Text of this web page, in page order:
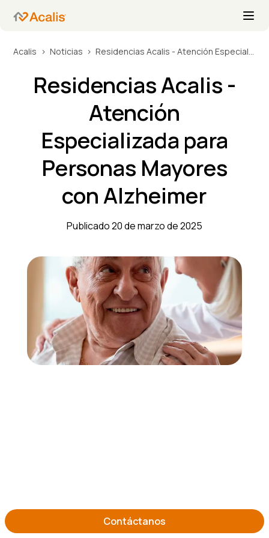
Acalis Noticias Residencias Acalis - Atención Especializada para Personas Mayores con Alzheimer
Residencias Acalis -
Atención
Especializada para
Personas Mayores
con Alzheimer
Publicado 20 de marzo de 2025
Contáctanos